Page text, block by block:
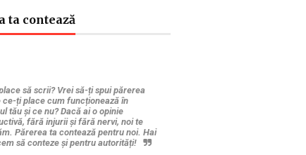
ta contează
să scrii? Vrei să-ți spui părerea
ce-ți place cum funcționează în
tău și ce nu? Dacă ai o opinie
fără injurii și fără nervi, noi te
Părerea ta contează pentru noi. Hai
să conteze și pentru autorități!